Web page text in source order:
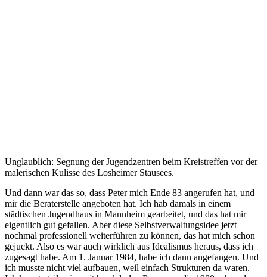
Unglaublich: Segnung der Jugendzentren beim Kreistreffen vor der
malerischen Kulisse des Losheimer Stausees.
Und dann war das so, dass Peter mich Ende 83 angerufen hat, und
mir die Beraterstelle angeboten hat. Ich hab damals in einem
städtischen Jugendhaus in Mannheim gearbeitet, und das hat mir
eigentlich gut gefallen. Aber diese Selbstverwaltungsidee jetzt
nochmal professionell weiterführen zu können, das hat mich schon
gejuckt. Also es war auch wirklich aus Idealismus heraus, dass ich
zugesagt habe. Am 1. Januar 1984, habe ich dann angefangen. Und
ich musste nicht viel aufbauen, weil einfach Strukturen da waren.